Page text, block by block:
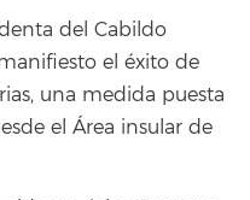
del Cabildo
el éxito de
una medida puesta
el Área insular de